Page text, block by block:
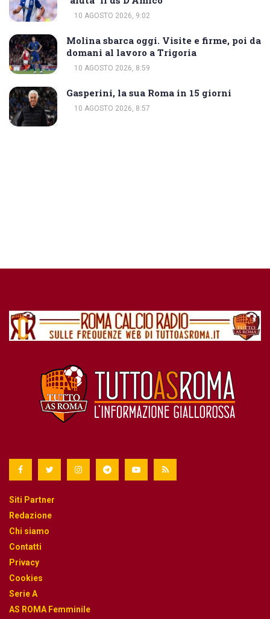
10 AGOSTO 2026, 9:02
Molina sbarca oggi. Visite e firme, poi da
domani al lavoro a Trigoria
10 AGOSTO 2026, 8:59
Gasperini, la sua Roma in 15 giorni
10 AGOSTO 2026, 8:57
Siti Partner
Redazione
Chi siamo
Contatti
Privacy
Cookies
Serie A
AS ROMA Femminile